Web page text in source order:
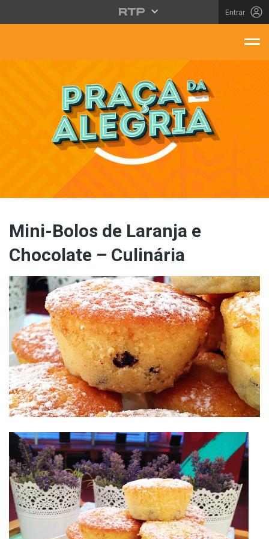
Saltar para o conteúdo principal
Entrar
Mini-Bolos de Laranja e
Chocolate – Culinária